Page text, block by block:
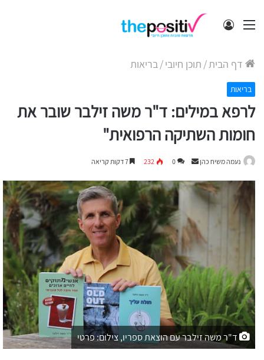
תפריט התחבר
דף הבית/ תוכן חיובי/בריאות
בריאות
לרפא במילים: ד"ר משה זילבר שובר את
חומות השתיקה הרפואית"
נעמה משיח כהן
Send
email
0
232
ד"ר משה זילבר עם הוצאת ספריו, צילום: פרטי